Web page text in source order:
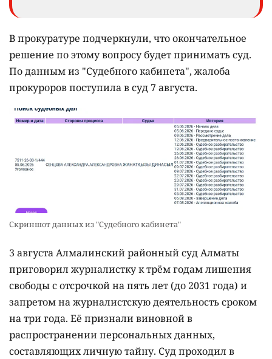
В прокуратуре подчеркнули, что окончательное
решение по этому вопросу будет принимать суд.
По данным из "Судебного кабинета", жалоба
прокуроров поступила в суд 7 августа.
Скриншот данных из "Судебного кабинета"
3 августа Алмалинский районный суд Алматы
приговорил журналистку к трём годам лишения
свободы с отсрочкой на пять лет (до 2031 года) и
запретом на журналистскую деятельность сроком
на три года. Её признали виновной в
распространении персональных данных,
составляющих личную тайну. Суд проходил в